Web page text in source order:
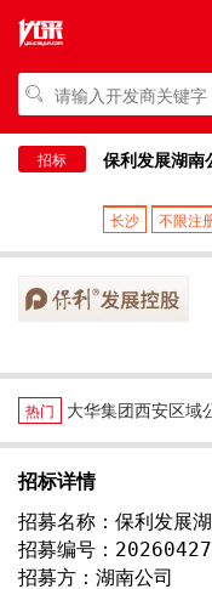
招标 保利发展湖南
长沙 不限注
热门 大华集团西安区域
招标详情
招募名称：保利发展
招募编号：
招募方：湖南公司